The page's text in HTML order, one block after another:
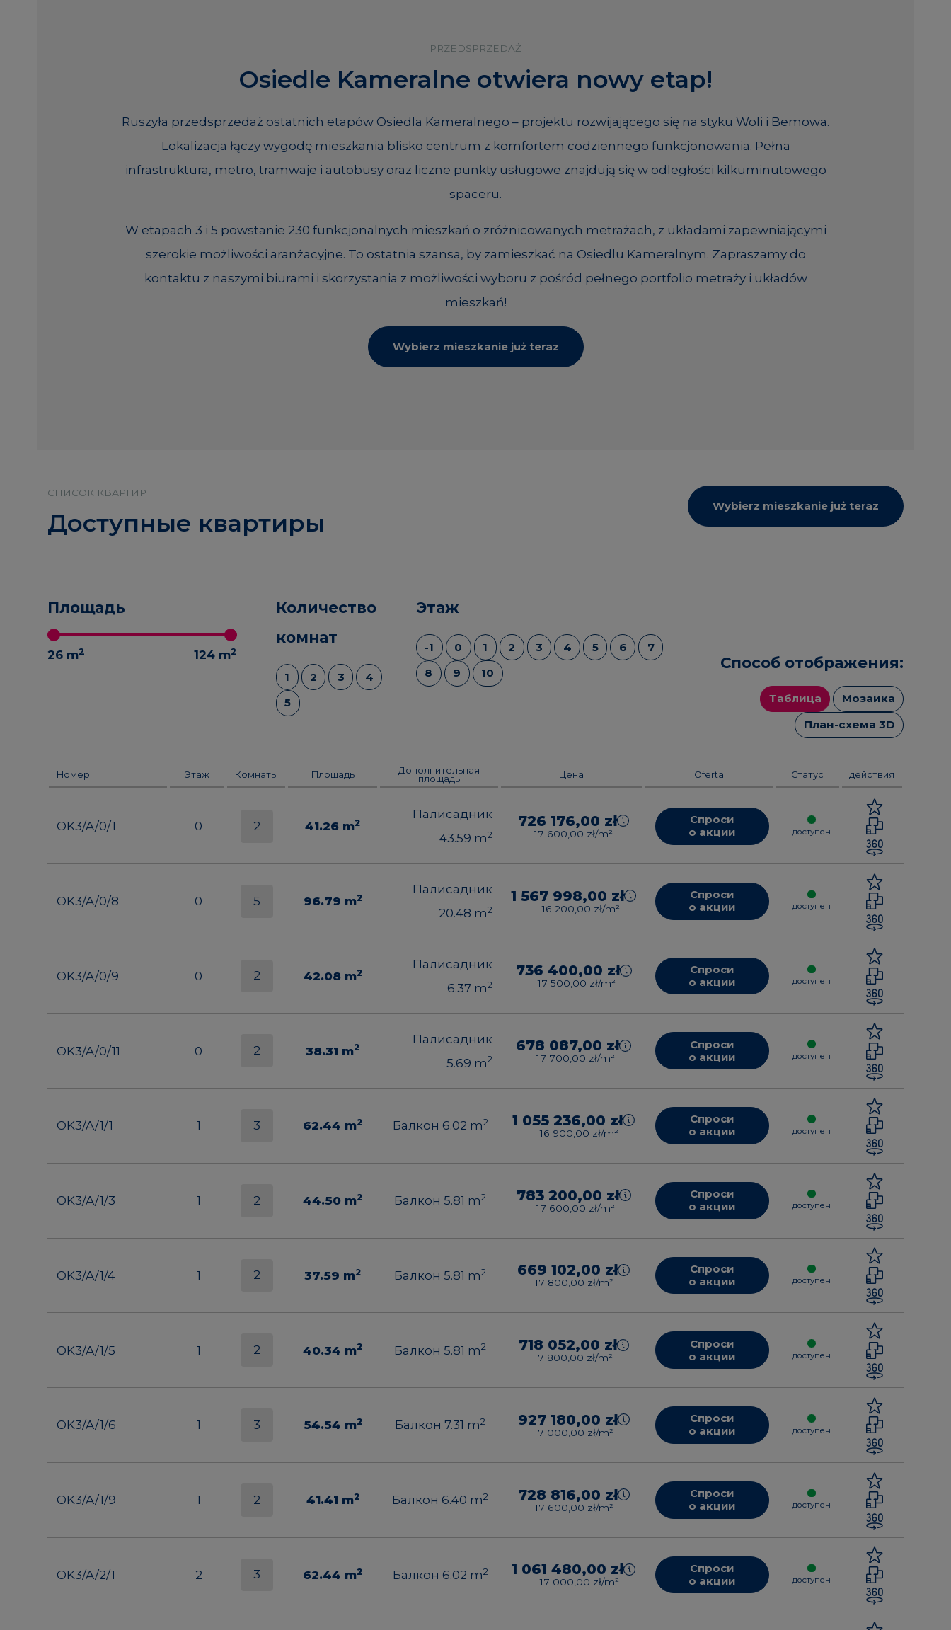
PRZEDSPRZEDAŻ
Osiedle Kameralne otwiera nowy etap!
Ruszyła przedsprzedaż ostatnich etapów Osiedla Kameralnego – projektu rozwijającego się na styku Woli i Bemowa.
Lokalizacja łączy wygodę mieszkania blisko centrum z komfortem codziennego funkcjonowania. Pełna
infrastruktura, metro, tramwaje i autobusy oraz liczne punkty usługowe znajdują się w odległości kilkuminutowego
spaceru.
W etapach 3 i 5 powstanie 230 funkcjonalnych mieszkań o zróżnicowanych metrażach, z układami zapewniającymi
szerokie możliwości aranżacyjne. To ostatnia szansa, by zamieszkać na Osiedlu Kameralnym. Zapraszamy do
kontaktu z naszymi biurami i skorzystania z możliwości wyboru z pośród pełnego portfolio metraży i układów
mieszkań!
Wybierz mieszkanie już teraz
СПИСОК КВАРТИР
Доступные квартиры
Wybierz mieszkanie już teraz
Площадь
26 m2 124m2
Количество
комнат
1 2 3
4
5
Этаж
-1 0 1 2 3 4 5 6
7
8
9 10
Способ отображения:
Таблица
Мозаика
План-схема 3D
Номер Этаж Комнаты Площадь
Дополнительная
площадь
Цена Oferta Cтатус действия
OK3/A/0/1 0 2 41.26 m2
Палисадник
43.59 m2
726 176,00 zł
17 600,00 zł/m²
Спроси
о акции
доступен
OK3/A/0/8 0 5 96.79 m2
Палисадник
20.48 m2
1 567 998,00 zł
16 200,00 zł/m²
Спроси
о акции
доступен
OK3/A/0/9 0 2 42.08 m2
Палисадник
6.37 m2
736 400,00 zł
17 500,00 zł/m²
Спроси
о акции
доступен
OK3/A/0/11 0 2 38.31 m2
Палисадник
5.69 m2
678 087,00 zł
17 700,00 zł/m²
Спроси
о акции
доступен
OK3/A/1/1 1 3 62.44 m2 Балкон 6.02 m2 1 055 236,00 zł
16 900,00 zł/m²
Спроси
о акции
доступен
OK3/A/1/3 1 2 44.50 m2 Балкон 5.81 m2 783 200,00 zł
17 600,00 zł/m²
Спроси
о акции
доступен
OK3/A/1/4 1 2 37.59 m2 Балкон 5.81 m2 669 102,00 zł
17 800,00 zł/m²
Спроси
о акции
доступен
OK3/A/1/5 1 2 40.34 m2 Балкон 5.81 m2 718 052,00 zł
17 800,00 zł/m²
Спроси
о акции
доступен
OK3/A/1/6 1 3 54.54 m2 Балкон 7.31 m2 927 180,00 zł
17 000,00 zł/m²
Спроси
о акции
доступен
OK3/A/1/9 1 2 41.41 m2 Балкон 6.40 m2 728 816,00 zł
17 600,00 zł/m²
Спроси
о акции
доступен
OK3/A/2/1 2 3 62.44 m2 Балкон 6.02 m2 1 061 480,00 zł
17 000,00 zł/m²
Спроси
о акции
доступен